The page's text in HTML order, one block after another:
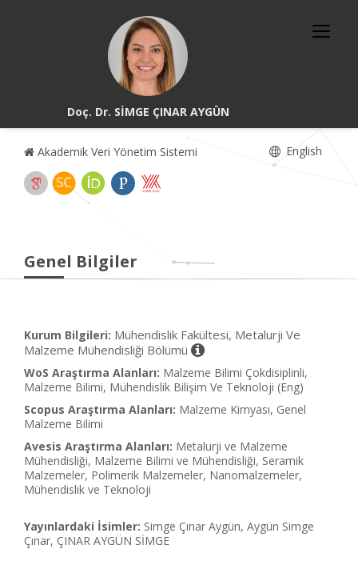
Doç. Dr. SİMGE ÇINAR AYGÜN
Akademik Veri Yönetim Sistemi English
Genel Bilgiler
Kurum Bilgileri: Mühendislik Fakültesi, Metalurji Ve
Malzeme Mühendisliği Bölümü
WoS Araştırma Alanları: Malzeme Bilimi Çokdisiplinli,
Malzeme Bilimi, Mühendislik Bilişim Ve Teknoloji (Eng)
Scopus Araştırma Alanları: Malzeme Kimyası, Genel
Malzeme Bilimi
Avesis Araştırma Alanları: Metalurji ve Malzeme
Mühendisliği, Malzeme Bilimi ve Mühendisliği, Seramik
Malzemeler, Polimerik Malzemeler, Nanomalzemeler,
Mühendislik ve Teknoloji
Yayınlardaki İsimler: Simge Çınar Aygün, Aygün Simge
Çınar, ÇINAR AYGÜN SİMGE